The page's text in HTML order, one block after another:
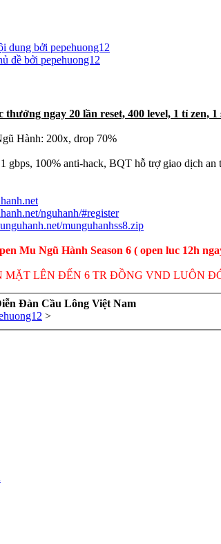
dung bởi pepehuong12
đề bởi pepehuong12
ngay 20 lần reset, 400 level, 1 tỉ zen,
Hành: 200x, drop 70%
gbps, 100% anti-hack, BQT hỗ trợ giao dịch
nguhanh/#register
munguhanhss8.zip
Mu Ngũ Hành Season 6 ( open luc 12h
MẶT LÊN ĐẾN 6 TR ĐỒNG VND LUÔN
Đàn Cầu Lông Việt Nam
>